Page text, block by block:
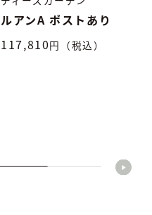
ルアンA ポストあり
117,810円（税込）